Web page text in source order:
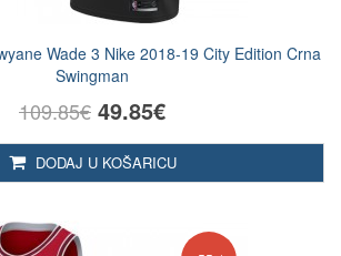
Wade 3 Nike 2018-19 City Edition Crna
Swingman
109.85€ 49.85€
DODAJ U KOŠARICU